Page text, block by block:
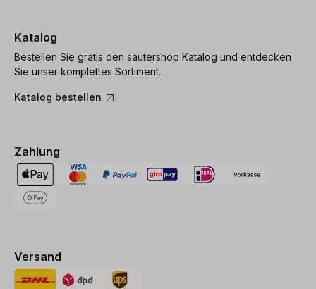
Katalog
Bestellen Sie gratis den sautershop Katalog und entdecken
Sie unser komplettes Sortiment.
Katalog bestellen
Zahlung
Versand